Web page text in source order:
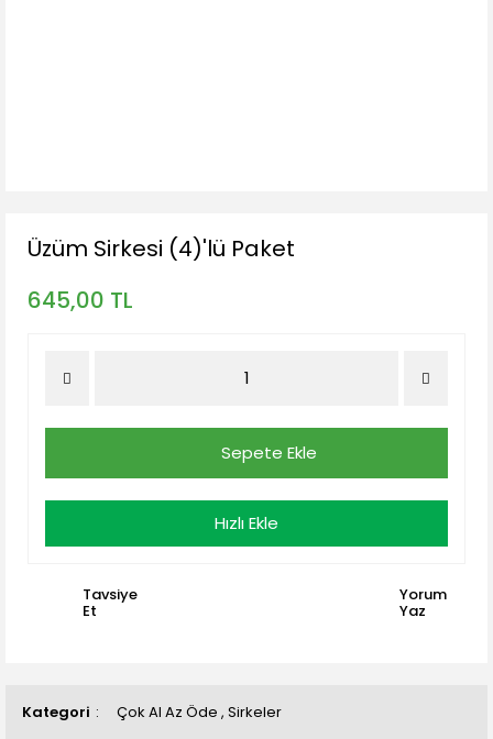
Kategori Çok Al Az Öde , Sirkeler
Üzüm Sirkesi (4)'lü Paket
645,00 TL
Sepete Ekle
Hızlı Ekle
Tavsiye
Et
Yorum
Yaz